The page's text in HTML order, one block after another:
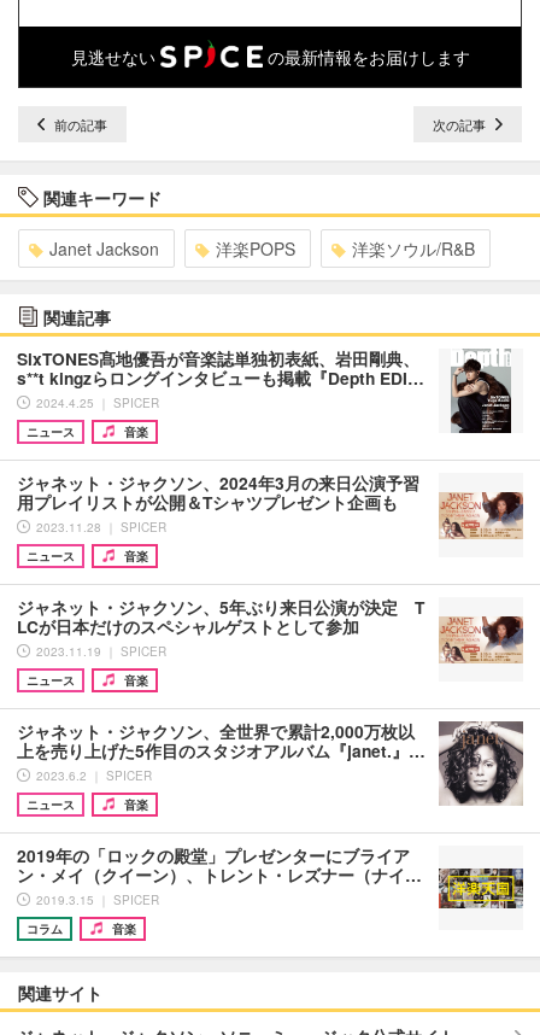
見逃せない の最新情報をお届けします
前の記事 次の記事
関連キーワード
Janet Jackson 洋楽POPS 洋楽ソウル/R&B
関連記事
SixTONES髙地優吾が音楽誌単独初表紙、岩田剛典、
s**t kingzらロングインタビューも掲載『Depth EDI…
2024.4.25 ｜ SPICER
ニュース
音楽
ジャネット・ジャクソン、2024年3月の来日公演予習
用プレイリストが公開＆Tシャツプレゼント企画も
2023.11.28 ｜ SPICER
ニュース
音楽
ジャネット・ジャクソン、5年ぶり来日公演が決定 T
LCが日本だけのスペシャルゲストとして参加
2023.11.19 ｜ SPICER
ニュース
音楽
ジャネット・ジャクソン、全世界で累計2,000万枚以
上を売り上げた5作目のスタジオアルバム『janet.』…
2023.6.2 ｜ SPICER
ニュース
音楽
2019年の「ロックの殿堂」プレゼンターにブライア
ン・メイ（クイーン）、トレント・レズナー（ナイ…
2019.3.15 ｜ SPICER
コラム
音楽
関連サイト